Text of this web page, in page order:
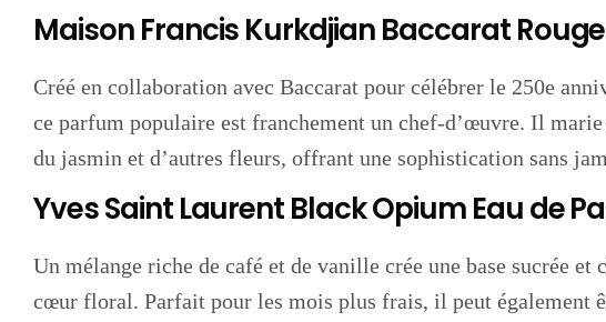
Maison Francis Kurkdjian Baccarat
Créé en collaboration avec Baccarat pour célébrer le 250e
ce parfum populaire est franchement un chef-d’œuvre. Il marie
du jasmin et d’autres fleurs, offrant une sophistication sans
Yves Saint Laurent Black Opium Eau de
Un mélange riche de café et de vanille crée une base sucrée et
cœur floral. Parfait pour les mois plus frais, il peut également